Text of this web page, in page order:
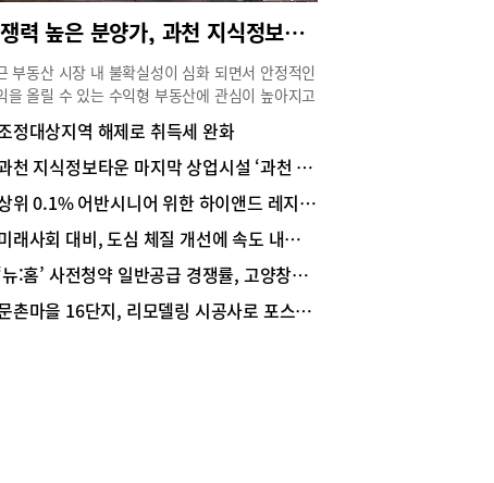
경쟁력 높은 분양가, 과천 지식정보타운 마지막 상가분양 투자자 “관심”
부동산 시장 내 불확실성이 심화 되면서 안정적인
을 올릴 수 있는 수익형 부동산에 관심이 높아지고
다. 상가시장은 지역별 양극화가 뚜렷하기 때문에 풍
한 배후수요와 고정수요를 확보한 지역과 위치 선별
중요하다.풍부한 배후수요를 갖췄다는 것은 상업 시
여 있어 고정적인 수요와 더불어 유동인구를 끌어들
수 있다는 것을 뜻한다. 특히 풍부한 배후수요와 함
탄탄한 입주민 수요층을 품은 단지 내 상업 시설의
우 일정 수준의 독과점 효과도 얻을 수 있어 안정적
임대수익을 기대할 수 있다.과천 지식정보타운 내
가시설에 투자자들의 관심이 집중된 이유도 여기에
정대상지역 해제로 취득세 완화
과천 지식정보타운 마지막 상업시설 ‘과천 크리에이션 타워’
상위 0.1% 어반시니어 위한 하이앤드 레지던스
미래사회 대비, 도심 체질 개선에 속도 내는 서울시
‘뉴:홈’ 사전청약 일반공급 경쟁률, 고양창릉 84㎡ 82.4대 1로 최고
문촌마을 16단지, 리모델링 시공사로 포스코건설 선정